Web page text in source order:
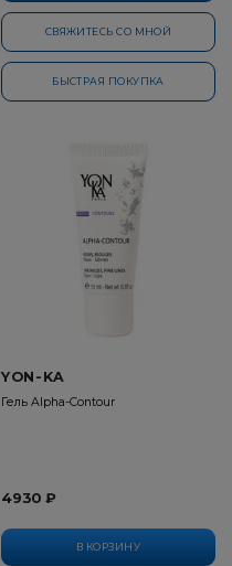
СВЯЖИТЕСЬ СО МНОЙ
БЫСТРАЯ ПОКУПКА
В КОРЗИНУ
YON-KA
Гель Alpha-Contour
4930 ₽